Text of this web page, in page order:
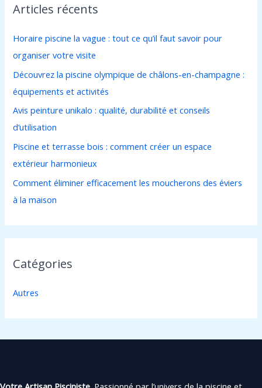
e
c
h
e
r
:
Articles récents
Horaire piscine la vague : tout ce qu’il faut savoir pour
organiser votre visite
Découvrez la piscine olympique de châlons-en-champagne :
équipements et activités
Avis peinture unikalo : qualité, durabilité et conseils
d’utilisation
Piscine et terrasse bois : comment créer un espace
extérieur harmonieux
Comment éliminer efficacement les moucherons des éviers
à la maison
Catégories
Autres